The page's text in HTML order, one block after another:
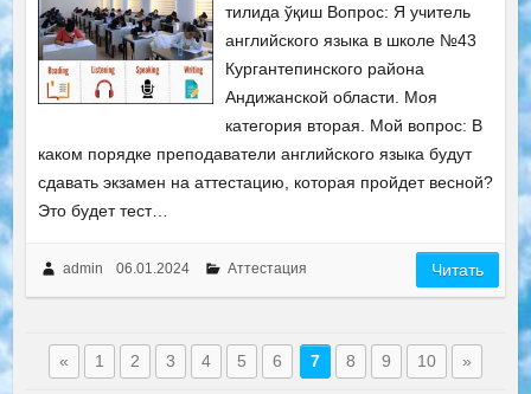
тилида ўқиш Вопрос: Я учитель
английского языка в школе №43
Кургантепинского района
Андижанской области. Моя
категория вторая. Мой вопрос: В
каком порядке преподаватели английского языка будут
сдавать экзамен на аттестацию, которая пройдет весной?
Это будет тест…
admin 06.01.2024 Аттестация Читать
« 1 2 3 4 5 6 7 8 9 10 »